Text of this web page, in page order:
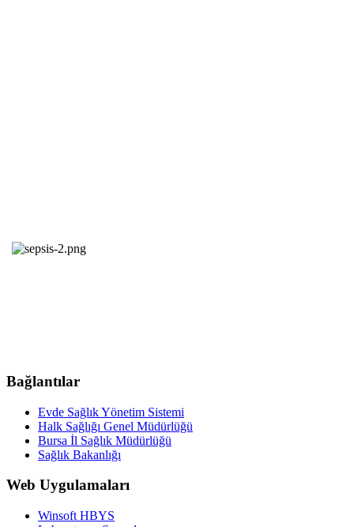
Bağlantılar
Evde Sağlık Yönetim Sistemi
Halk Sağlığı Genel Müdürlüğü
Bursa İl Sağlık Müdürlüğü
Sağlık Bakanlığı
Web Uygulamaları
Winsoft HBYS